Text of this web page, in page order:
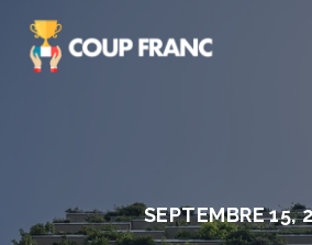
SEPTEMBRE 15,